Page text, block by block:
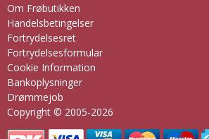
Om Frøbutikken
Handelsbetingelser
Fortrydelsesret
Fortrydelsesformular
Cookie Information
Bankoplysninger
Drømmejob
Copyright © 2005-2026